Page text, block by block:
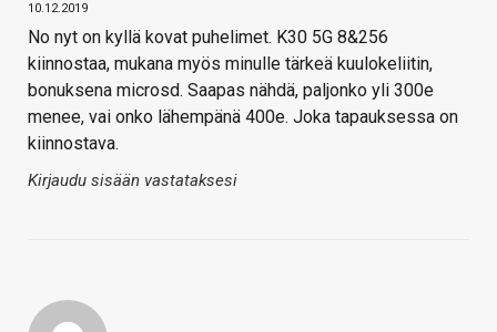
10.12.2019
No nyt on kyllä kovat puhelimet. K30 5G 8&256
kiinnostaa, mukana myös minulle tärkeä kuulokeliitin,
bonuksena microsd. Saapas nähdä, paljonko yli 300e
menee, vai onko lähempänä 400e. Joka tapauksessa on
kiinnostava.
Kirjaudu sisään vastataksesi